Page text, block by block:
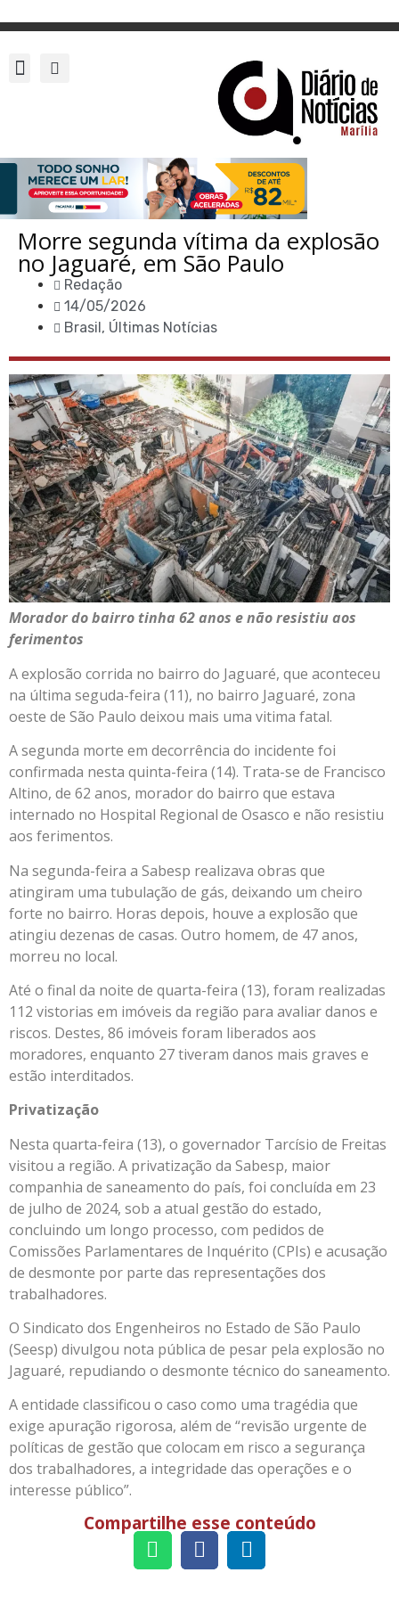
Morre segunda vítima da explosão
no Jaguaré, em São Paulo
Redação
14/05/2026
Brasil, Últimas Notícias
Morador do bairro tinha 62 anos e não resistiu aos
ferimentos
A explosão corrida no bairro do Jaguaré, que aconteceu
na última seguda-feira (11), no bairro Jaguaré, zona
oeste de São Paulo deixou mais uma vitima fatal.
A segunda morte em decorrência do incidente foi
confirmada nesta quinta-feira (14). Trata-se de Francisco
Altino, de 62 anos, morador do bairro que estava
internado no Hospital Regional de Osasco e não resistiu
aos ferimentos.
Na segunda-feira a Sabesp realizava obras que
atingiram uma tubulação de gás, deixando um cheiro
forte no bairro. Horas depois, houve a explosão que
atingiu dezenas de casas. Outro homem, de 47 anos,
morreu no local.
Até o final da noite de quarta-feira (13), foram realizadas
112 vistorias em imóveis da região para avaliar danos e
riscos. Destes, 86 imóveis foram liberados aos
moradores, enquanto 27 tiveram danos mais graves e
estão interditados.
Privatização
Nesta quarta-feira (13), o governador Tarcísio de Freitas
visitou a região. A privatização da Sabesp, maior
companhia de saneamento do país, foi concluída em 23
de julho de 2024, sob a atual gestão do estado,
concluindo um longo processo, com pedidos de
Comissões Parlamentares de Inquérito (CPIs) e acusação
de desmonte por parte das representações dos
trabalhadores.
O Sindicato dos Engenheiros no Estado de São Paulo
(Seesp) divulgou nota pública de pesar pela explosão no
Jaguaré, repudiando o desmonte técnico do saneamento.
A entidade classificou o caso como uma tragédia que
exige apuração rigorosa, além de “revisão urgente de
políticas de gestão que colocam em risco a segurança
dos trabalhadores, a integridade das operações e o
interesse público”.
Compartilhe esse conteúdo